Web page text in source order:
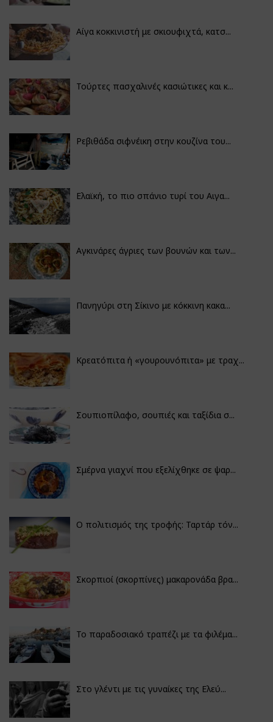
Αίγα κοκκινιστή με σκιουφιχτά, κατσ...
Τούρτες πασχαλινές κασιώτικες και κ...
Ρεβιθάδα σιφνέικη στην κουζίνα του...
Ελαϊκή, το πιο σπάνιο τυρί του Αιγα...
Αγκινάρες άγριες των βουνών και των...
Πανηγύρι στη Σίκινο με κόκκινη κακα...
Κρεατόπιτα ή «γουρουνόπιτα» με τραχ...
Σουπιοπίλαφο, σουπιές και ταξίδια σ...
Σμέρνα γιαχνί που εξελίχθηκε σε ψαρ...
Ο πολιτισμός της τροφής: Ταρτάρ τόν...
Σκορπιοί (σκορπίνες) μακαρονάδα βρα...
Το παραδοσιακό τραπέζι με τα φιλέμα...
Στο γλέντι με τις γυναίκες της Ελεύ...